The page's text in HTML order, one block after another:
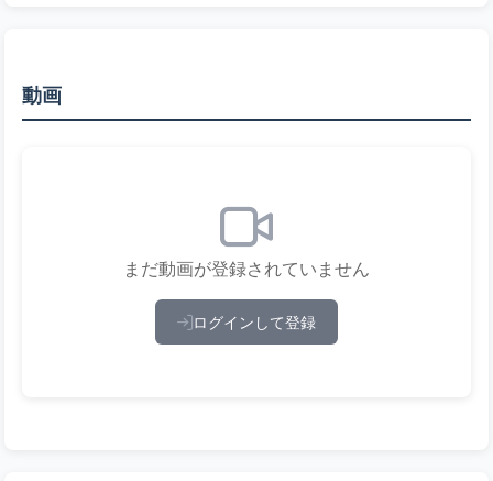
動画
まだ動画が登録されていません
ログインして登録